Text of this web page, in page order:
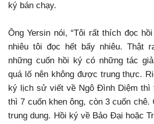
ký bán chạy.
Ông Yersin nói, “Tôi rất thích đọc
nhiêu tôi đọc hết bấy nhiêu. Thật
những cuốn hồi ký có những tác
quá lố nên không được trung thực.
ký lịch sử viết về Ngô Đình Diệm thì
thì 7 cuốn khen ông, còn 3 cuốn chê.
trung dung. Hồi ký về Bảo Đại hoặc